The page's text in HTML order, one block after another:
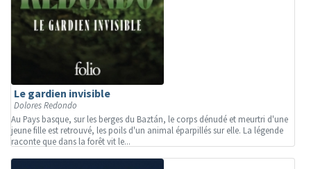
Le gardien invisible
Dolores Redondo
Au Pays basque, sur les berges du Baztán, le corps dénudé et meurtri d'une
jeune fille est retrouvé, les poils d'un animal éparpillés sur elle. La légende
raconte que dans la forêt vit le...